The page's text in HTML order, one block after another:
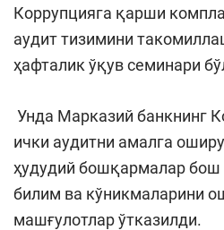
Коррупцияга қарши
аудит тизимини
ҳафталик ўқув семинари
Унда Марказий банкнинг
ички аудитни амалга
ҳудудий бошқармалар бош
билим ва кўникмаларини
машғулотлар ўтказилди.